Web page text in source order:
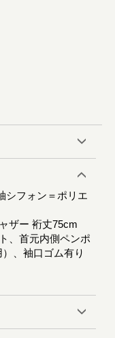
シフォン＝ポリエ
ザー 裄丈75cm
、首元内側ペンポ
、袖口ゴム有り